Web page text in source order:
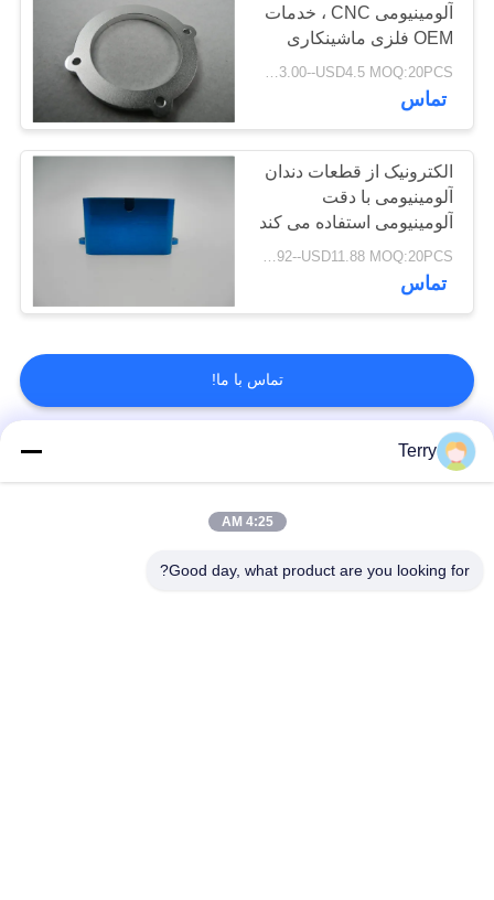
آلومینیومی CNC ، خدمات
OEM فلزی ماشینکاری
USD3.00--USD4.5 MOQ:20PCS
تماس
الکترونیک از قطعات دندان
آلومینیومی با دقت
آلومینیومی استفاده می کند
USD7.92--USD11.88 MOQ:20PCS
تماس
تماس با ما!
دسته بندی های محبوب
Terry
4:25 AM
Good day, what product are you looking for?